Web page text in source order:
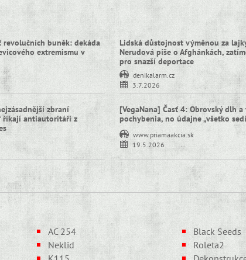
revolučních buněk: dekáda
extremismu v
Lidská důstojnost výměnou za
Nerudová píše o Afghánkách,
pro snazší deportace
denikalarm.cz
3.7.2026
zbraní
říkají antiautoritáři z
[VegaNana] Časť 4: Obrovský dlh a
pochybenia, no údajne „všetko
www.priamaakcia.sk
19.5.2026
AC 254
Black Seeds
Neklid
Roleta2